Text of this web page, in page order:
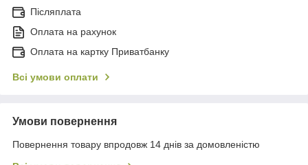
Післяплата
Оплата на рахунок
Оплата на картку Приватбанку
Всі умови оплати
Умови повернення
Повернення товару впродовж 14 днів за домовленістю